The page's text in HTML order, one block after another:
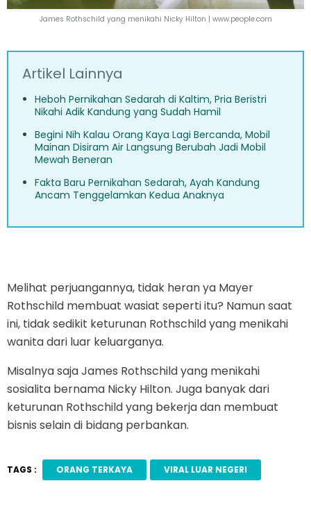
James Rothschild yang menikahi Nicky Hilton | www.people.com
Artikel Lainnya
Heboh Pernikahan Sedarah di Kaltim, Pria Beristri
Nikahi Adik Kandung yang Sudah Hamil
Begini Nih Kalau Orang Kaya Lagi Bercanda, Mobil
Mainan Disiram Air Langsung Berubah Jadi Mobil
Mewah Beneran
Fakta Baru Pernikahan Sedarah, Ayah Kandung
Ancam Tenggelamkan Kedua Anaknya
Melihat perjuangannya, tidak heran ya Mayer
Rothschild membuat wasiat seperti itu? Namun saat
ini, tidak sedikit keturunan Rothschild yang menikahi
wanita dari luar keluarganya.
Misalnya saja James Rothschild yang menikahi
sosialita bernama Nicky Hilton. Juga banyak dari
keturunan Rothschild yang bekerja dan membuat
bisnis selain di bidang perbankan.
TAGS : ORANG TERKAYA VIRAL LUAR NEGERI